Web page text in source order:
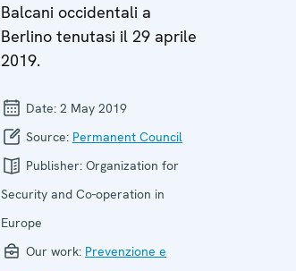
Balcani occidentali a
Berlino tenutasi il 29 aprile
2019.
Date: 2 May 2019
Source: Permanent Council
Publisher: Organization for
Security and Co-operation in
Europe
Our work: Prevenzione e